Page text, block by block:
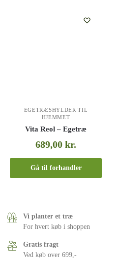
EGETRÆSHYLDER TIL
HJEMMET
Vita Reol – Egetræ
689,00kr.
Gå til forhandler
Vi planter et træ
For hvert køb i shoppen
Gratis fragt
Ved køb over 699,-